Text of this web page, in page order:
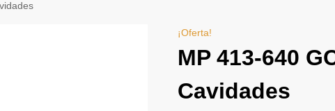
¡Oferta!
MP 413-640
Cavidades